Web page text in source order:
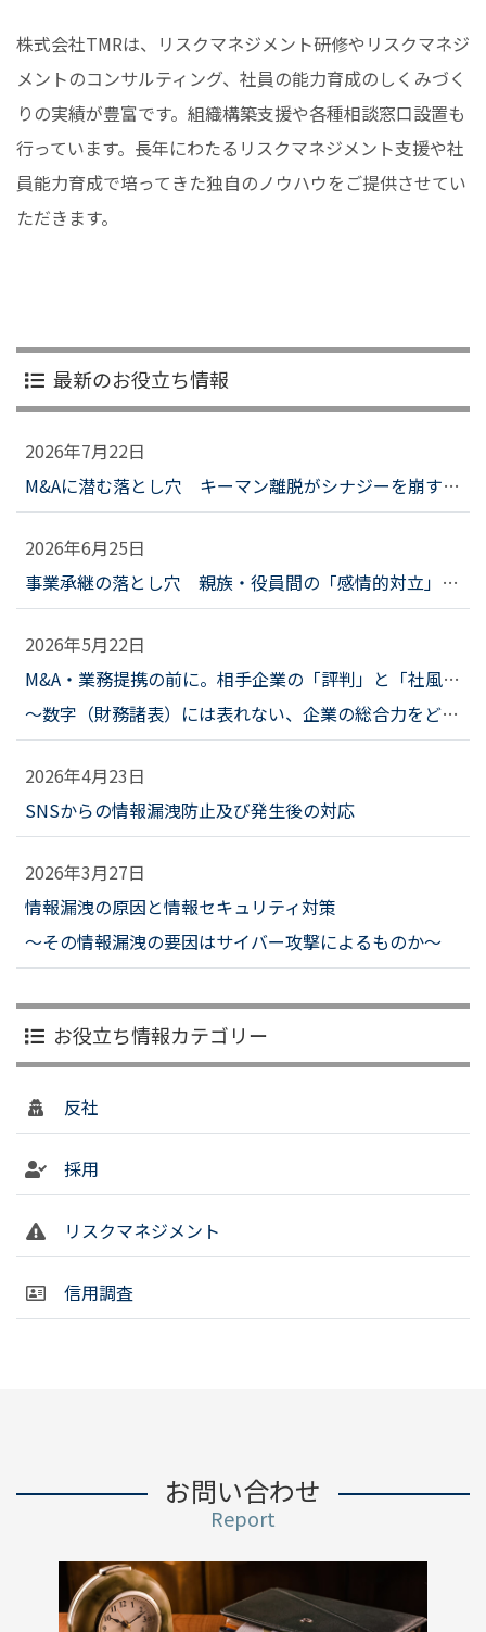
株式会社TMRは、リスクマネジメント研修やリスクマネジ
メントのコンサルティング、社員の能力育成のしくみづく
りの実績が豊富です。組織構築支援や各種相談窓口設置も
行っています。長年にわたるリスクマネジメント支援や社
員能力育成で培ってきた独自のノウハウをご提供させてい
ただきます。
最新のお役立ち情報
2026年7月22日
M&Aに潜む落とし穴 キーマン離脱がシナジーを崩すとき、企業はどう備えるべきか？
2026年6月25日
事業承継の落とし穴 親族・役員間の「感情的対立」を未然に防ぐための調査と対話
2026年5月22日
M&A・業務提携の前に。相手企業の「評判」と「社風」を調査する意義
～数字（財務諸表）には表れない、企業の総合力をどう探るか～
2026年4月23日
SNSからの情報漏洩防止及び発生後の対応
2026年3月27日
情報漏洩の原因と情報セキュリティ対策
～その情報漏洩の要因はサイバー攻撃によるものか～
お役立ち情報カテゴリー
反社
採用
リスクマネジメント
信用調査
お問い合わせ
Report